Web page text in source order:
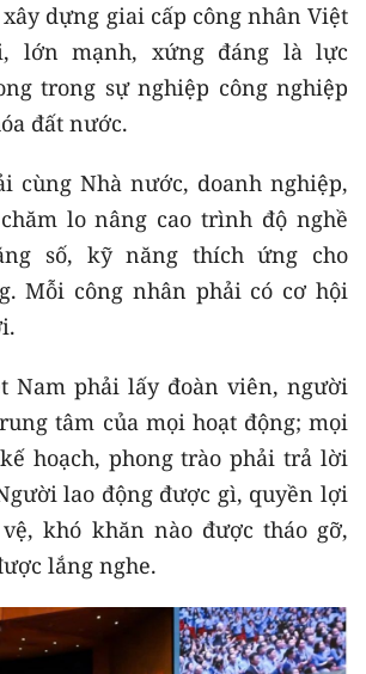
dựng giai cấp công nhân Việt
lớn mạnh, xứng đáng là lực
trong sự nghiệp công nghiệp
đất nước.
cùng Nhà nước, doanh nghiệp,
lo nâng cao trình độ nghề
số, kỹ năng thích ứng cho
Mỗi công nhân phải có cơ hội
Nam phải lấy đoàn viên, người
tâm của mọi hoạt động; mọi
hoạch, phong trào phải trả lời
lao động được gì, quyền lợi
khó khăn nào được tháo gỡ,
lắng nghe.